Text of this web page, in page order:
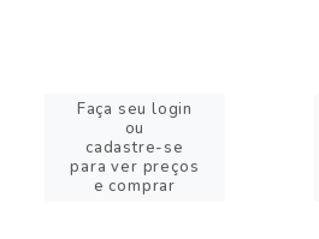
Faça seu login
ou
cadastre-se
para ver preços
e comprar